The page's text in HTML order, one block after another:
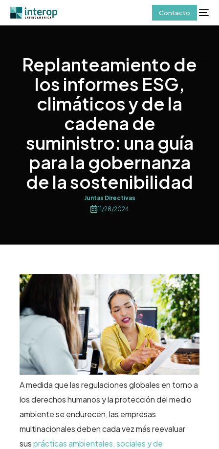
Contacto
Replanteamiento de
los informes ESG,
climáticos y de la
cadena de
suministro: una guía
para la gobernanza
de la sostenibilidad
Juntas Directivas
11/28/2024
A medida que las regulaciones globales en torno a
los derechos humanos y la protección del medio
ambiente se endurecen, las empresas
multinacionales deben cada vez más reevaluar
susprácticas ambientales, sociales y de